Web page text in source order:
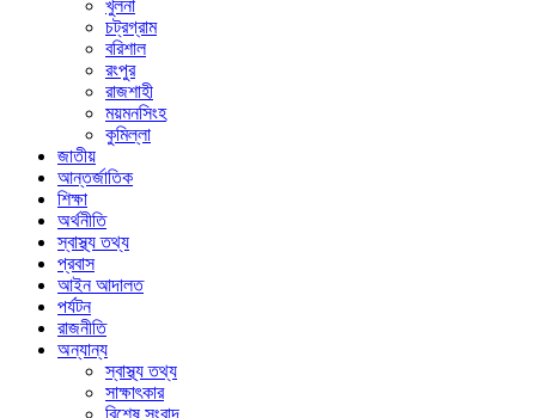
খুলনা
চট্রগ্রাম
বরিশাল
রংপুর
রাজশাহী
ময়মনসিংহ
কুমিল্লা
জাতীয়
আন্তর্জাতিক
শিক্ষা
অর্থনীতি
স্বাস্থ্য তথ্য
প্রবাস
আইন আদালত
পর্যটন
রাজনীতি
অন্যান্য
স্বাস্থ্য তথ্য
সাক্ষাৎকার
বিশেষ সংবাদ